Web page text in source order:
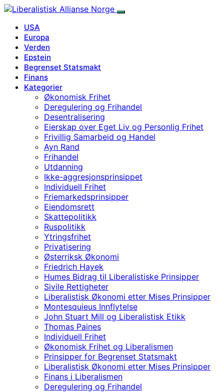
USA
Europa
Verden
Epstein
Begrenset Statsmakt
Finans
Kategorier
Økonomisk Frihet
Deregulering og Frihandel
Desentralisering
Eierskap over Eget Liv og Personlig Frihet
Frivillig Samarbeid og Handel
Ayn Rand
Frihandel
Utdanning
Ikke-aggresjonsprinsippet
Individuell Frihet
Friemarkedsprinsipper
Eiendomsrett
Skattepolitikk
Ruspolitikk
Ytringsfrihet
Privatisering
Østerriksk Økonomi
Friedrich Hayek
Humes Bidrag til Liberalistiske Prinsipper
Sivile Rettigheter
Liberalistisk Økonomi etter Mises Prinsipper
Montesquieus Innflytelse
John Stuart Mill og Liberalistisk Etikk
Thomas Paines
Individuell Frihet
Økonomisk Frihet og Liberalismen
Prinsipper for Begrenset Statsmakt
Liberalistisk Økonomi etter Mises Prinsipper
Finans i Liberalismen
Deregulering og Frihandel